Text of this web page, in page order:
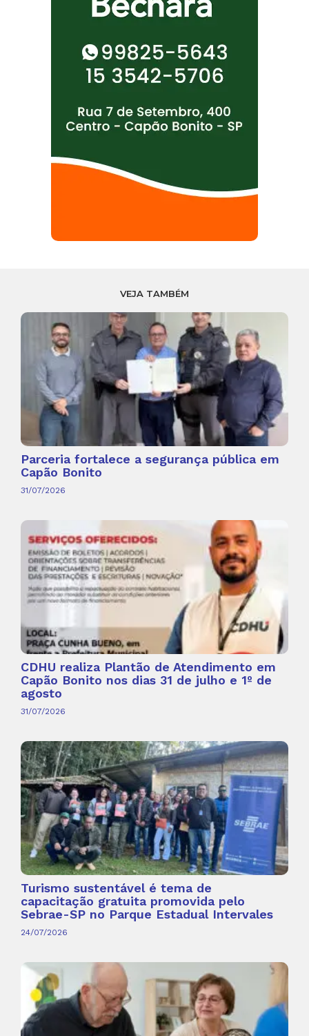
VEJA TAMBÉM
Parceria fortalece a segurança pública em
Capão Bonito
31/07/2026
CDHU realiza Plantão de Atendimento em
Capão Bonito nos dias 31 de julho e 1º de
agosto
31/07/2026
Turismo sustentável é tema de
capacitação gratuita promovida pelo
Sebrae-SP no Parque Estadual Intervales
24/07/2026